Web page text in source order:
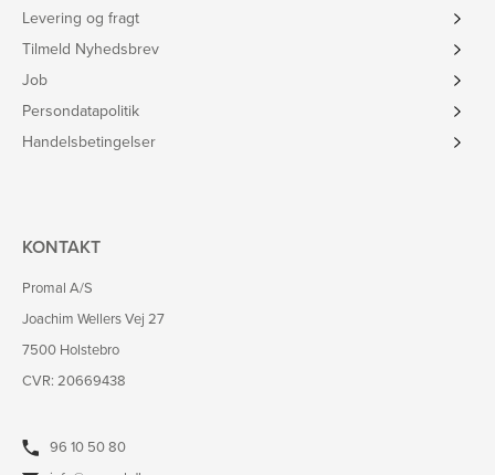
Levering og fragt
Tilmeld Nyhedsbrev
Job
Persondatapolitik
Handelsbetingelser
KONTAKT
Promal A/S
Joachim Wellers Vej 27
7500 Holstebro
CVR: 20669438
96 10 50 80